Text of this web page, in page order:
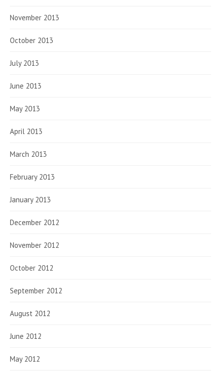
November 2013
October 2013
July 2013
June 2013
May 2013
April 2013
March 2013
February 2013
January 2013
December 2012
November 2012
October 2012
September 2012
August 2012
June 2012
May 2012